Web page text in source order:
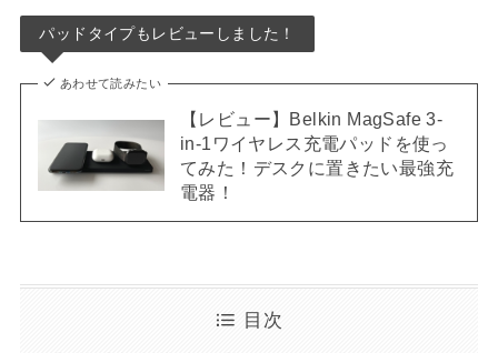
パッドタイプもレビューしました！
あわせて読みたい
【レビュー】Belkin MagSafe 3-
in-1ワイヤレス充電パッドを使っ
てみた！デスクに置きたい最強充
電器！
目次